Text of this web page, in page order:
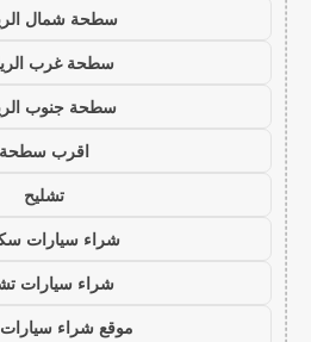
سطحة شمال
سطحة غرب
سطحة جنوب
اقرب سطحة
تشليح
شراء سيارات
شراء سيارات
موقع شراء